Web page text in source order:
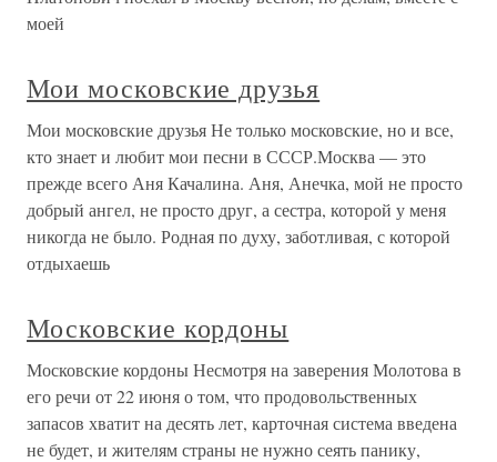
моей
Мои московские друзья
Мои московские друзья Не только московские, но и все,
кто знает и любит мои песни в СССР.Москва — это
прежде всего Аня Качалина. Аня, Анечка, мой не просто
добрый ангел, не просто друг, а сестра, которой у меня
никогда не было. Родная по духу, заботливая, с которой
отдыхаешь
Московские кордоны
Московские кордоны Несмотря на заверения Молотова в
его речи от 22 июня о том, что продовольственных
запасов хватит на десять лет, карточная система введена
не будет, и жителям страны не нужно сеять панику,